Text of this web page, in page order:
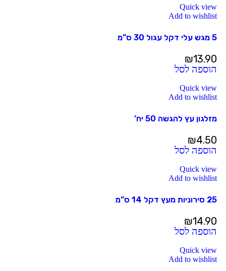
Quick view
Add to wishlist
5 מגש עלי דקל עגול 30 ס”מ
₪13.90
הוספה לסל
Quick view
Add to wishlist
מזלגון עץ להגשה 50 יח’
₪4.50
הוספה לסל
Quick view
Add to wishlist
25 סירוניות מעץ דקל 14 ס”מ
₪14.90
הוספה לסל
Quick view
Add to wishlist